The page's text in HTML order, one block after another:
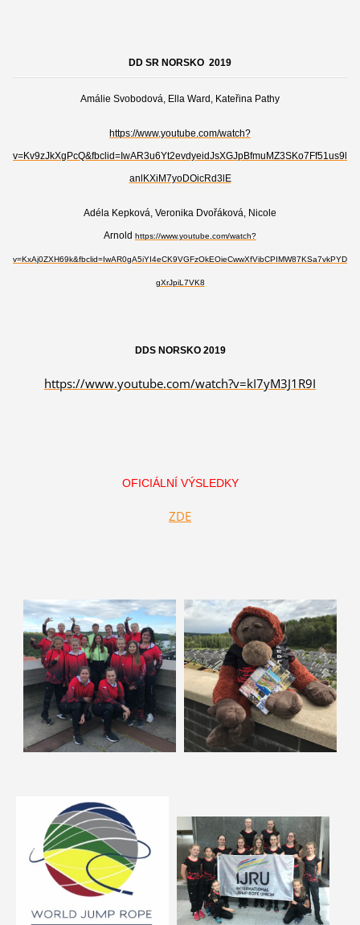
DD SR NORSKO 2019
Amálie Svobodová, Ella Ward, Kateřina Pathy
https://www.youtube.com/watch?
v=Kv9zJkXgPcQ&fbclid=IwAR3u6Yt2evdyeidJsXGJpBfmuMZ3SKo7Ff51us9l
anlKXiM7yoDOicRd3lE
Adéla Kepková, Veronika Dvořáková, Nicole
Arnold https://www.youtube.com/watch?
v=KxAj0ZXH69k&fbclid=IwAR0gA5iYI4eCK9VGFzOkEOieCwwXfVibCPIMW87KSa7vkPYD
gXrJpiL7VK8
DDS NORSKO 2019
https://www.youtube.com/watch?v=kI7yM3J1R9I
OFICIÁLNÍ VÝSLEDKY
ZDE